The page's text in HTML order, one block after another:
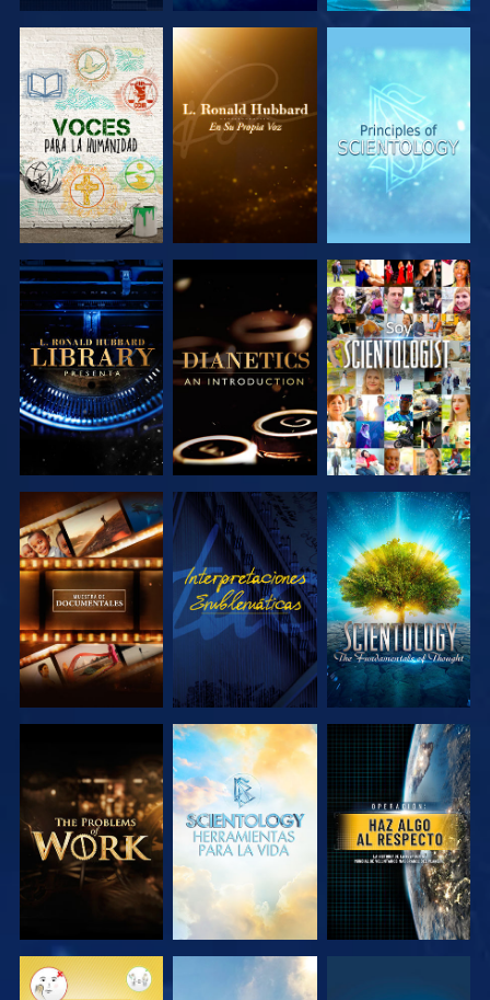
EXPLORA LAS
SERIES
EXPLORA LAS
SERIES
EXPLORA LAS
SERIES
EXPLORA LAS
SERIES
EXPLORA LAS
SERIES
VE
EXPLORA LAS
SERIES
VE
EXPLORA LAS
SERIES
EXPLORA LAS
SERIES
EXPLORA LAS
SERIES
VE